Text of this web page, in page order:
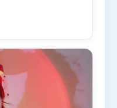
天乐，梁朝伟、段
年12月28日（法